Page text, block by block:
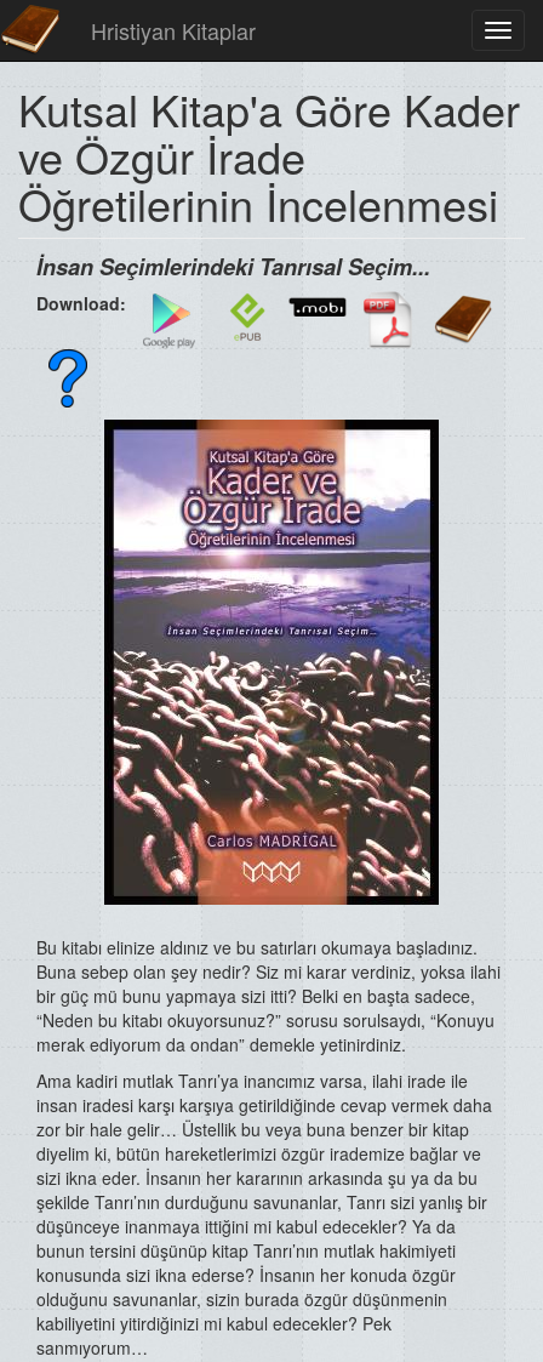
Hristiyan Kitaplar
Kutsal Kitap'a Göre Kader
ve Özgür İrade
Öğretilerinin İncelenmesi
İnsan Seçimlerindeki Tanrısal Seçim...
Download:
Bu kitabı elinize aldınız ve bu satırları okumaya başladınız.
Buna sebep olan şey nedir? Siz mi karar verdiniz, yoksa ilahi
bir güç mü bunu yapmaya sizi itti? Belki en başta sadece,
“Neden bu kitabı okuyorsunuz?” sorusu sorulsaydı, “Konuyu
merak ediyorum da ondan” demekle yetinirdiniz.
Ama kadiri mutlak Tanrı’ya inancımız varsa, ilahi irade ile
insan iradesi karşı karşıya getirildiğinde cevap vermek daha
zor bir hale gelir… Üstellik bu veya buna benzer bir kitap
diyelim ki, bütün hareketlerimizi özgür irademize bağlar ve
sizi ikna eder. İnsanın her kararının arkasında şu ya da bu
şekilde Tanrı’nın durduğunu savunanlar, Tanrı sizi yanlış bir
düşünceye inanmaya ittiğini mi kabul edecekler? Ya da
bunun tersini düşünüp kitap Tanrı’nın mutlak hakimiyeti
konusunda sizi ikna ederse? İnsanın her konuda özgür
olduğunu savunanlar, sizin burada özgür düşünmenin
kabiliyetini yitirdiğinizi mi kabul edecekler? Pek
sanmıyorum…